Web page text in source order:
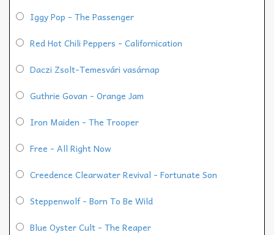
Iggy Pop - The Passenger
Red Hot Chili Peppers - Californication
Daczi Zsolt-Temesvári vasárnap
Guthrie Govan - Orange Jam
Iron Maiden - The Trooper
Free - All Right Now
Creedence Clearwater Revival - Fortunate Son
Steppenwolf - Born To Be Wild
Blue Oyster Cult - The Reaper